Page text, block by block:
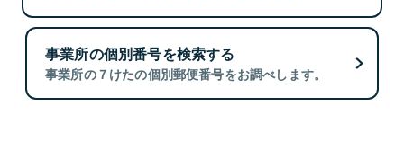
事業所の個別番号を検索する
事業所の７けたの個別郵便番号をお調べします。